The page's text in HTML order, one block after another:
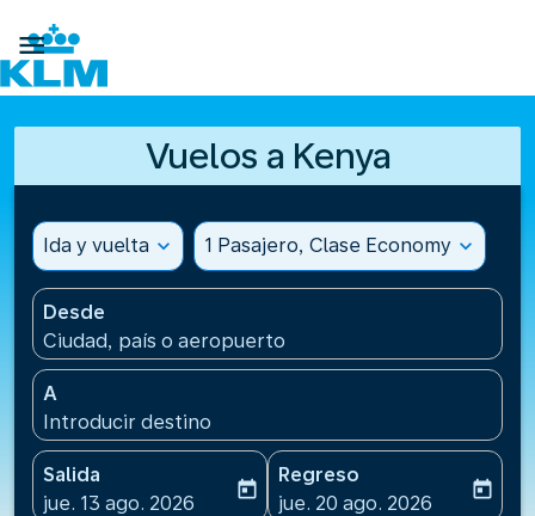

Vuelos a Kenya
Ida y vuelta expand_more 1 Pasajero, Clase Economy expand_more
Desde
Ciudad, país o aeropuerto
A
Introducir destino
Salida
fc-booking-departure-date-aria-label
jue. 13 ago. 2026
today
Regreso
fc-booking-return-date-
jue. 20 ago. 2026
today